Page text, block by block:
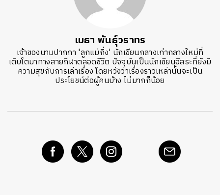
เมธา พันธุ์วราทร
เจ้าของนามปากกา 'ลูกแม่กิ่ง' นักเขียนกลางเก่ากลางใหม่ที่
เติบโตมาทางสายกีฬาตลอดชีวิต ปัจจุบันเป็นนักเขียนอิสระที่ยังมี
ความสุขกับการเล่าเรื่อง โดยหวังว่าเรื่องราวเหล่านั้นจะเป็น
ประโยชน์ต่อผู้คนบ้าง ไม่มากก็น้อย